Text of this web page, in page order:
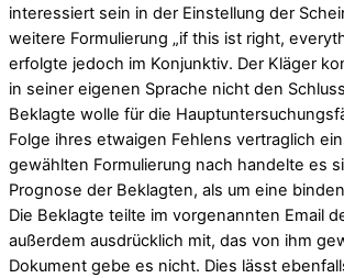
interessiert sein in der Einstellung der
weitere Formulierung „if this ist right,
erfolgte jedoch im Konjunktiv. Der Kläger
in seiner eigenen Sprache nicht den
Beklagte wolle für die
Folge ihres etwaigen Fehlens vertraglich
gewählten Formulierung nach handelte es
Prognose der Beklagten, als um eine
Die Beklagte teilte im vorgenannten Email
außerdem ausdrücklich mit, das von ihm
Dokument gebe es nicht. Dies lässt